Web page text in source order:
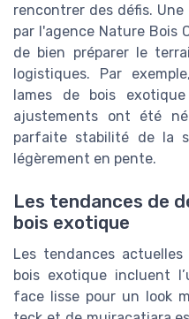
rencontrer des défis.
par l'agence Nature Bois
de bien préparer le
logistiques. Par
lames de bois
ajustements ont été
parfaite stabilité de la
légèrement en pente.
Les tendances de
bois exotique
Les tendances
bois exotique incluent
face lisse pour un look